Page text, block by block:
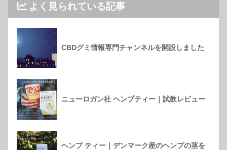
よく見られている記事
CBDグミ情報専門チャンネルを開設しました
ニューロガン社 ヘンプティー｜試飲レビュー
ヘンプ ティー｜デンマーク産のヘンプの茎を